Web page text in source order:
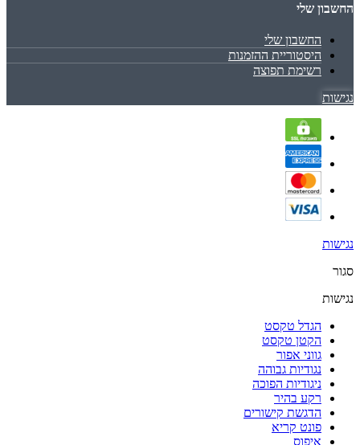
החשבון שלי
החשבון שלי
היסטוריית ההזמנות
רשימת תפוצה
נגישות
נגישות
סגור
נגישות
הגדל טקסט
הקטן טקסט
גווני אפור
נגודיות גבוהה
ניגודיות הפוכה
רקע בהיר
הדגשת קישורים
פונט קריא
איפוס